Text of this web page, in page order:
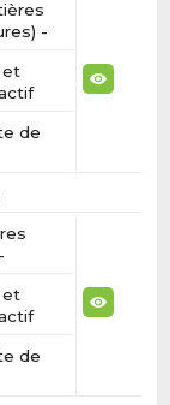
-
et
de
et
de